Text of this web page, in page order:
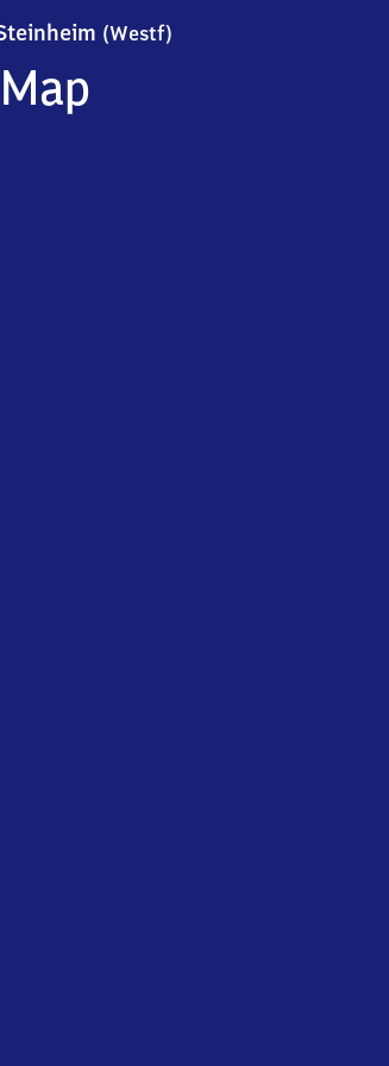
(Westf)
Map